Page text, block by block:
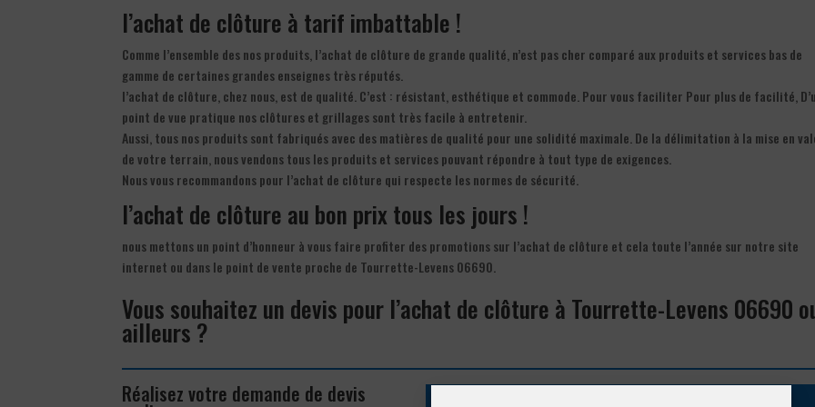
l’achat de clôture à tarif imbattable !
Comme l’ensemble des nos produits, l’achat de clôture de grande qualité, n’est pas cher comparé aux produits et services bas de
gamme de certaines grandes enseignes très réputés.
l’achat de clôture, chez nous, est de qualité. C’est : résistant, esthétique et commode. Pour vous faciliter Pour plus de facilité,
point de vue pratique nos clôtures et grillages sont très facile à entretenir.
Aussi, tous nos produits sont fabriqués avec des matières de qualité pour une solidité maximale. De la délimitation à la mise en
de votre terrain, nous vendons tous les produits et services pouvant répondre à tout type de exigences.
Nous vous recommandons pour l’achat de clôture qui respecte les normes de sécurité.
l’achat de clôture au bon prix tous les jours !
nous mettons un point d’honneur à vous faire profiter des promotions sur l’achat de clôture et cela toute l’année sur notre site
internet ou dans le point de vente proche de Tourrette-Levens 06690.
Vous souhaitez un devis pour l’achat de clôture à Tourrette-Levens 06690
ailleurs ?
Réalisez votre demande de devis